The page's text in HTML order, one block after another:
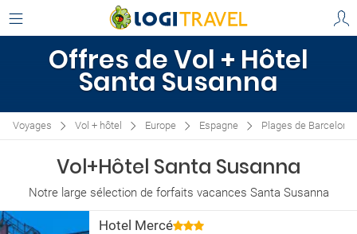
Offres de Vol + Hôtel
Santa Susanna
Voyages Vol + hôtel Europe Espagne Plages de Barcelone
Vol+Hôtel Santa Susanna
Notre large sélection de forfaits vacances Santa Susanna
Hotel Mercé